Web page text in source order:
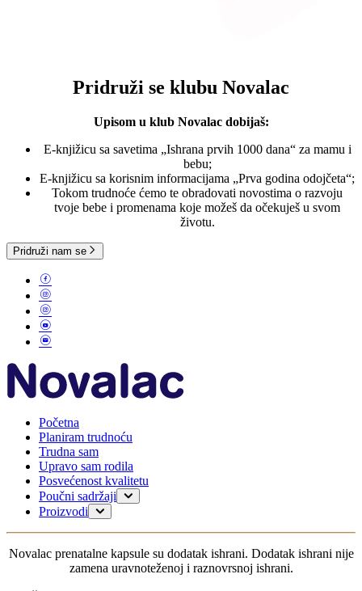
Pridruži se klubu Novalac
Upisom u klub Novalac dobijaš:
E-knjižicu sa savetima „Ishrana prvih 1000 dana“ za mamu i
bebu;
E-knjižicu sa korisnim informacijama „Prva godina odojčeta“;
Tokom trudnoće ćemo te obradovati novostima o razvoju
tvoje bebe i promenama koje možeš da očekuješ u svom
životu.
Pridruži nam se
Početna
Planiram trudnoću
Trudna sam
Upravo sam rodila
Posvećenost kvalitetu
Poučni sadržaji
Planiranje trudnoće
Moje dete
Proizvodi
6-12 meseci
1-3 godine
Novalac prenatalne kapsule su dodatak ishrani. Dodatak ishrani nije
zamena uravnoteženoj i raznovrsnoj ishrani.